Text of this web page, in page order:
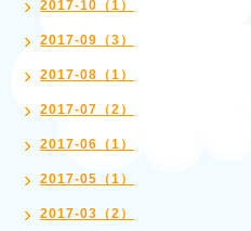
2017-10（1）
2017-09（3）
2017-08（1）
2017-07（2）
2017-06（1）
2017-05（1）
2017-03（2）